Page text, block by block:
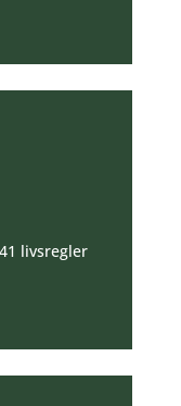
livsregler